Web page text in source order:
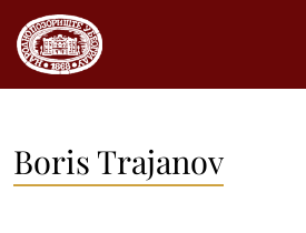
Boris Trajanov